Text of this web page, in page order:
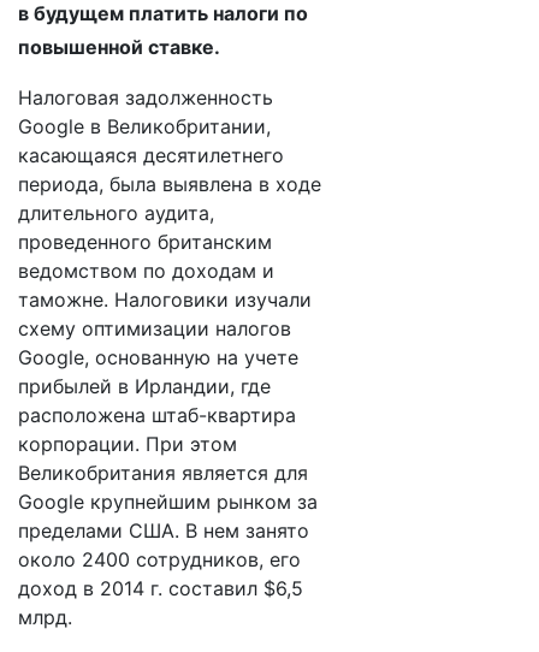
в будущем платить налоги по
повышенной ставке.
Налоговая задолженность
Google в Великобритании,
касающаяся десятилетнего
периода, была выявлена в ходе
длительного аудита,
проведенного британским
ведомством по доходам и
таможне. Налоговики изучали
схему оптимизации налогов
Google, основанную на учете
прибылей в Ирландии, где
расположена штаб-квартира
корпорации. При этом
Великобритания является для
Google крупнейшим рынком за
пределами США. В нем занято
около 2400 сотрудников, его
доход в 2014 г. составил $6,5
млрд.